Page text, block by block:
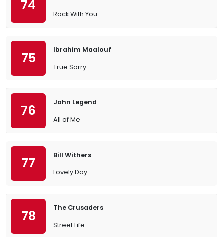
74
Rock With You
75
Ibrahim Maalouf
True Sorry
76
John Legend
All of Me
77
Bill Withers
Lovely Day
78
The Crusaders
Street Life